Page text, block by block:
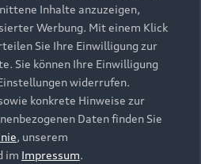
Inhalte anzuzeigen,
Werbung. Mit einem Klick
Sie Ihre Einwilligung zur
Sie können Ihre Einwilligung
widerrufen.
konkrete Hinweise zur
Daten finden Sie
, unserem
im Impressum.